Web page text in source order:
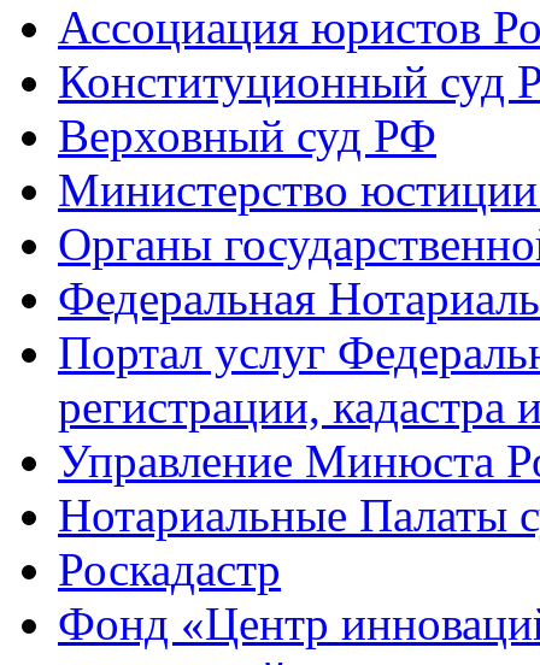
Ассоциация юристов
Конституционный суд
Верховный суд РФ
Министерство
Органы
Федеральная
Портал услуг
регистрации, кадастра
Управление Минюста
Нотариальные Палаты
Роскадастр
Фонд «Центр